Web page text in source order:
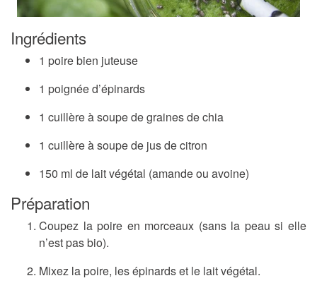
Ingrédients
1 poire bien juteuse
1 poignée d’épinards
1 cuillère à soupe de graines de chia
1 cuillère à soupe de jus de citron
150 ml de lait végétal (amande ou avoine)
Préparation
Coupez la poire en morceaux (sans la peau si elle
n’est pas bio).
Mixez la poire, les épinards et le lait végétal.